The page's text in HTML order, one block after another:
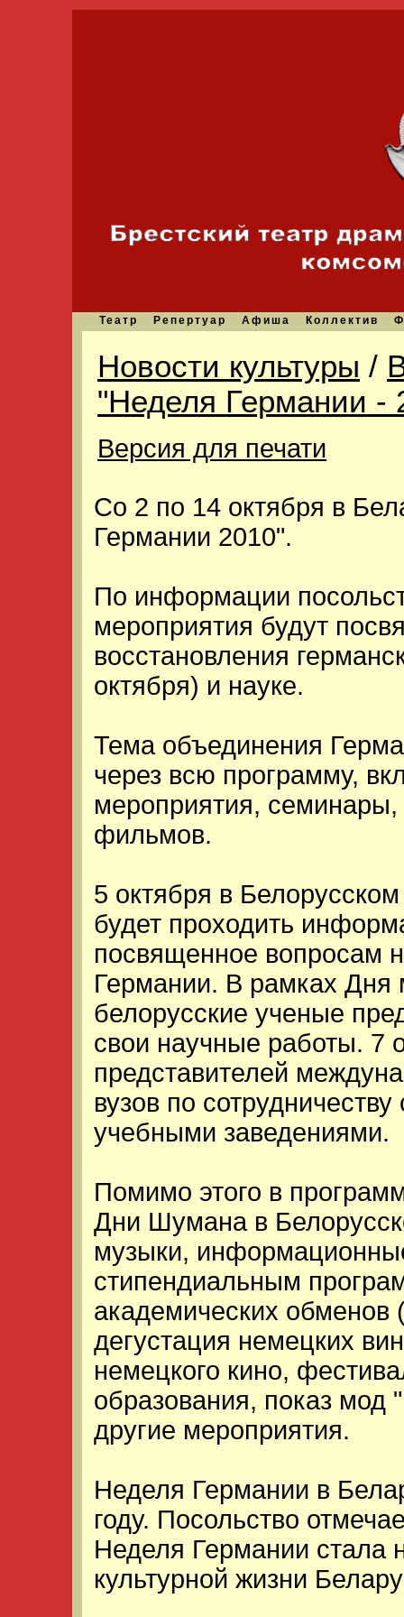
Театр Репертуар Афиша Коллектив
Новости культуры /
"Неделя Германии -
Версия для печати
Со 2 по 14 октября в
Германии 2010".
По информации
мероприятия будут
восстановления
октября) и науке.
Тема объединения
через всю программу,
мероприятия,
фильмов.
5 октября в
будет проходить
посвященное вопросам
Германии. В рамках Дня
белорусские ученые
свои научные работы. 7
представителей
вузов по
учебными заведениями.
Помимо этого в
Дни Шумана в
музыки,
стипендиальным
академических обменов
дегустация немецких
немецкого кино,
образования, показ мод
другие мероприятия.
Неделя Германии в
году. Посольство
Неделя Германии стала
культурной жизни